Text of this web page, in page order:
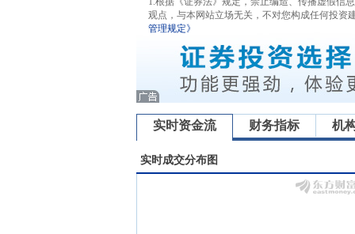
观点，与本网站立场无关，不对您构成任何投资
管理规定》
实时资金流 财务指标 机
实时成交分布图